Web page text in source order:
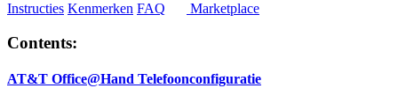
Instructies Kenmerken FAQ Marketplace
Contents:
AT&T Office@Hand Telefoonconfiguratie